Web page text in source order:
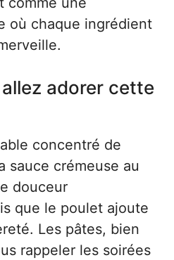
où chaque ingrédient
adorer cette
concentré de
sauce crémeuse au
douceur
que le poulet ajoute
Les pâtes, bien
rappeler les soirées